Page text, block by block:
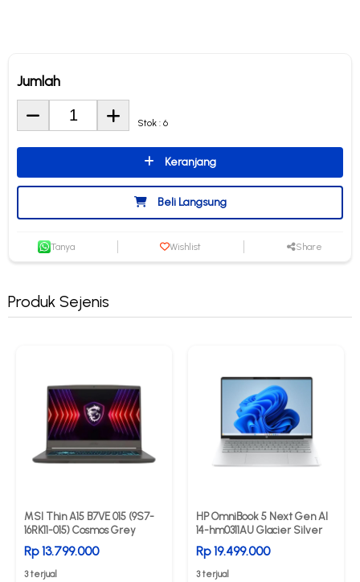
Jumlah
Stok : 6
Keranjang
Beli Langsung
Tanya Wishlist Share
Produk Sejenis
MSI Thin A15 B7VE 015 (9S7-
16RK11-015) Cosmos Grey
Rp 13.799.000
3 terjual
HP OmniBook 5 Next Gen AI
14-hm0311AU Glacier Silver
Rp 19.499.000
3 terjual